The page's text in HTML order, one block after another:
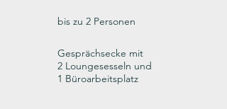
bis zu 2 Personen
Gesprächsecke mit
2 Loungesesseln und
1 Büroarbeitsplatz